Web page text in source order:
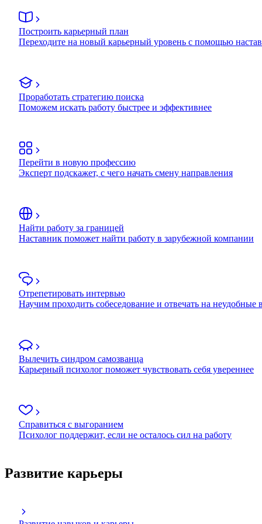
Построить карьерный план
Переходите на новый карьерный уровень с помощью
Проработать стратегию поиска
Поможем искать работу быстрее и эффективнее
Перейти в новую профессию
Эксперт подскажет, с чего начать смену направления
Найти работу за границей
Наставник поможет найти работу в зарубежной компании
Отрепетировать интервью
Научим проходить собеседование и отвечать на неудобные
Вылечить синдром самозванца
Карьерный психолог поможет чувствовать себя увереннее
Справиться с выгоранием
Психолог поддержит, если не осталось сил на работу
Развитие карьеры